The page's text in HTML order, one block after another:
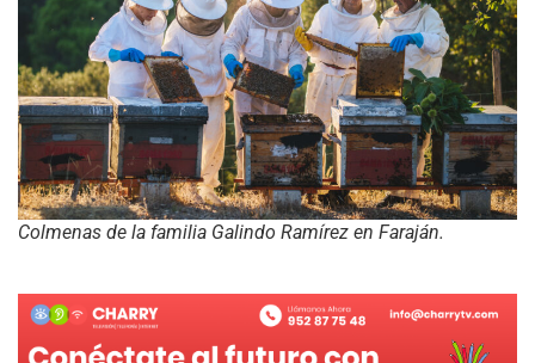
Colmenas de la familia Galindo Ramírez en Faraján.